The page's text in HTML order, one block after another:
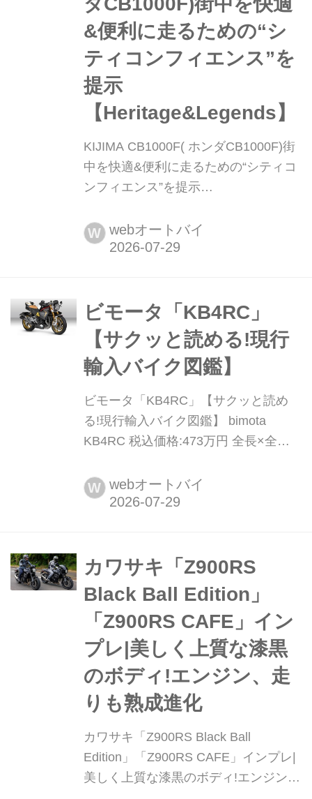
&便利に走るための“シ
ティコンフィエンス”を
提示
【Heritage&Legends】
KIJIMA CB1000F( ホンダCB1000F)街
中を快適&便利に走るための“シティコ
ンフィエンス”を提示
ートバイ編集部 ヘリテイジ&レジェン
ズ 公式サイト ▶▶▶カスタムとメン
性を高めるキジマ流を新“F”にも適用
キジマは自社製パーツを駆使して構成
したデモ車両にそのテーマを表すネー
ミ...
W webオートバイ
ビモータ「KB4RC」
【サクッと読める!現行
輸入バイク図鑑】
ビモータ「KB4RC」【サクッと読め
る!現行輸入バイク図鑑】 bimota
KB4RC 税込価格:473万円 全長×全幅×
ース:1390mm シート高:810(+ / - 8)mm
車両重量:191kg ニンジャ1000SX譲り
W webオートバイ
カワサキ「Z900RS
Black Ball Edition」
「Z900RS CAFE」イン
プレ|美しく上質な漆黒
のボディ!エンジン、走
りも熟成進化
カワサキ「Z900RS Black Ball
Edition」「Z900RS CAFE」インプレ|
美しく上質な漆黒のボディ!エンジン、